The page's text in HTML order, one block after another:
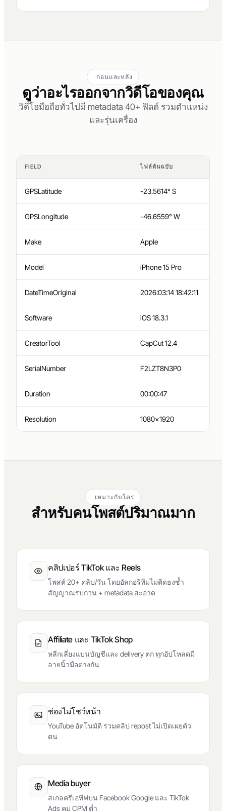
ก่อนและหลัง
ดูว่าอะไรออกจากวิดีโอของคุณ
วิดีโอมือถือทั่วไปมี metadata 40+ ฟิลด์ รวมตำแหน่ง
และรุ่นเครื่อง
FIELD ไฟล์ต้นฉบับ
GPSLatitude -23.5614° S
GPSLongitude -46.6559° W
Make Apple
Model iPhone 15 Pro
DateTimeOriginal 2026:03:14 18:42:11
Software iOS 18.3.1
CreatorTool CapCut 12.4
SerialNumber F2LZT8N3P0
Duration 00:00:47
Resolution 1080×1920
เหมาะกับใคร
สำหรับคนโพสต์ปริมาณมาก
คลิปเปอร์ TikTok และ Reels
โพสต์ 20+ คลิป/วัน โดยอัลกอริทึมไม่ติดธงซ้ำ
สัญญาณรบกวน + metadata สะอาด
Affiliate และ TikTok Shop
หลีกเลี่ยงแบนบัญชีและ delivery ตก ทุกอัปโหลดมี
ลายนิ้วมือต่างกัน
ช่องไม่โชว์หน้า
YouTube อัตโนมัติ รวมคลิป repost ไม่เปิดเผยตัว
ตน
Media buyer
สเกลครีเอทีฟบน Facebook Google และ TikTok
Ads คุม CPM ต่ำ